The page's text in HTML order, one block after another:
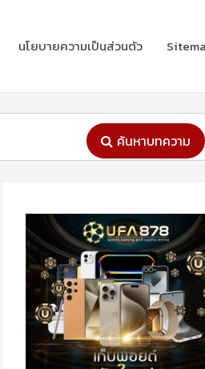
นโยบายความเป็นส่วนตัว
ค้นหาบทความ